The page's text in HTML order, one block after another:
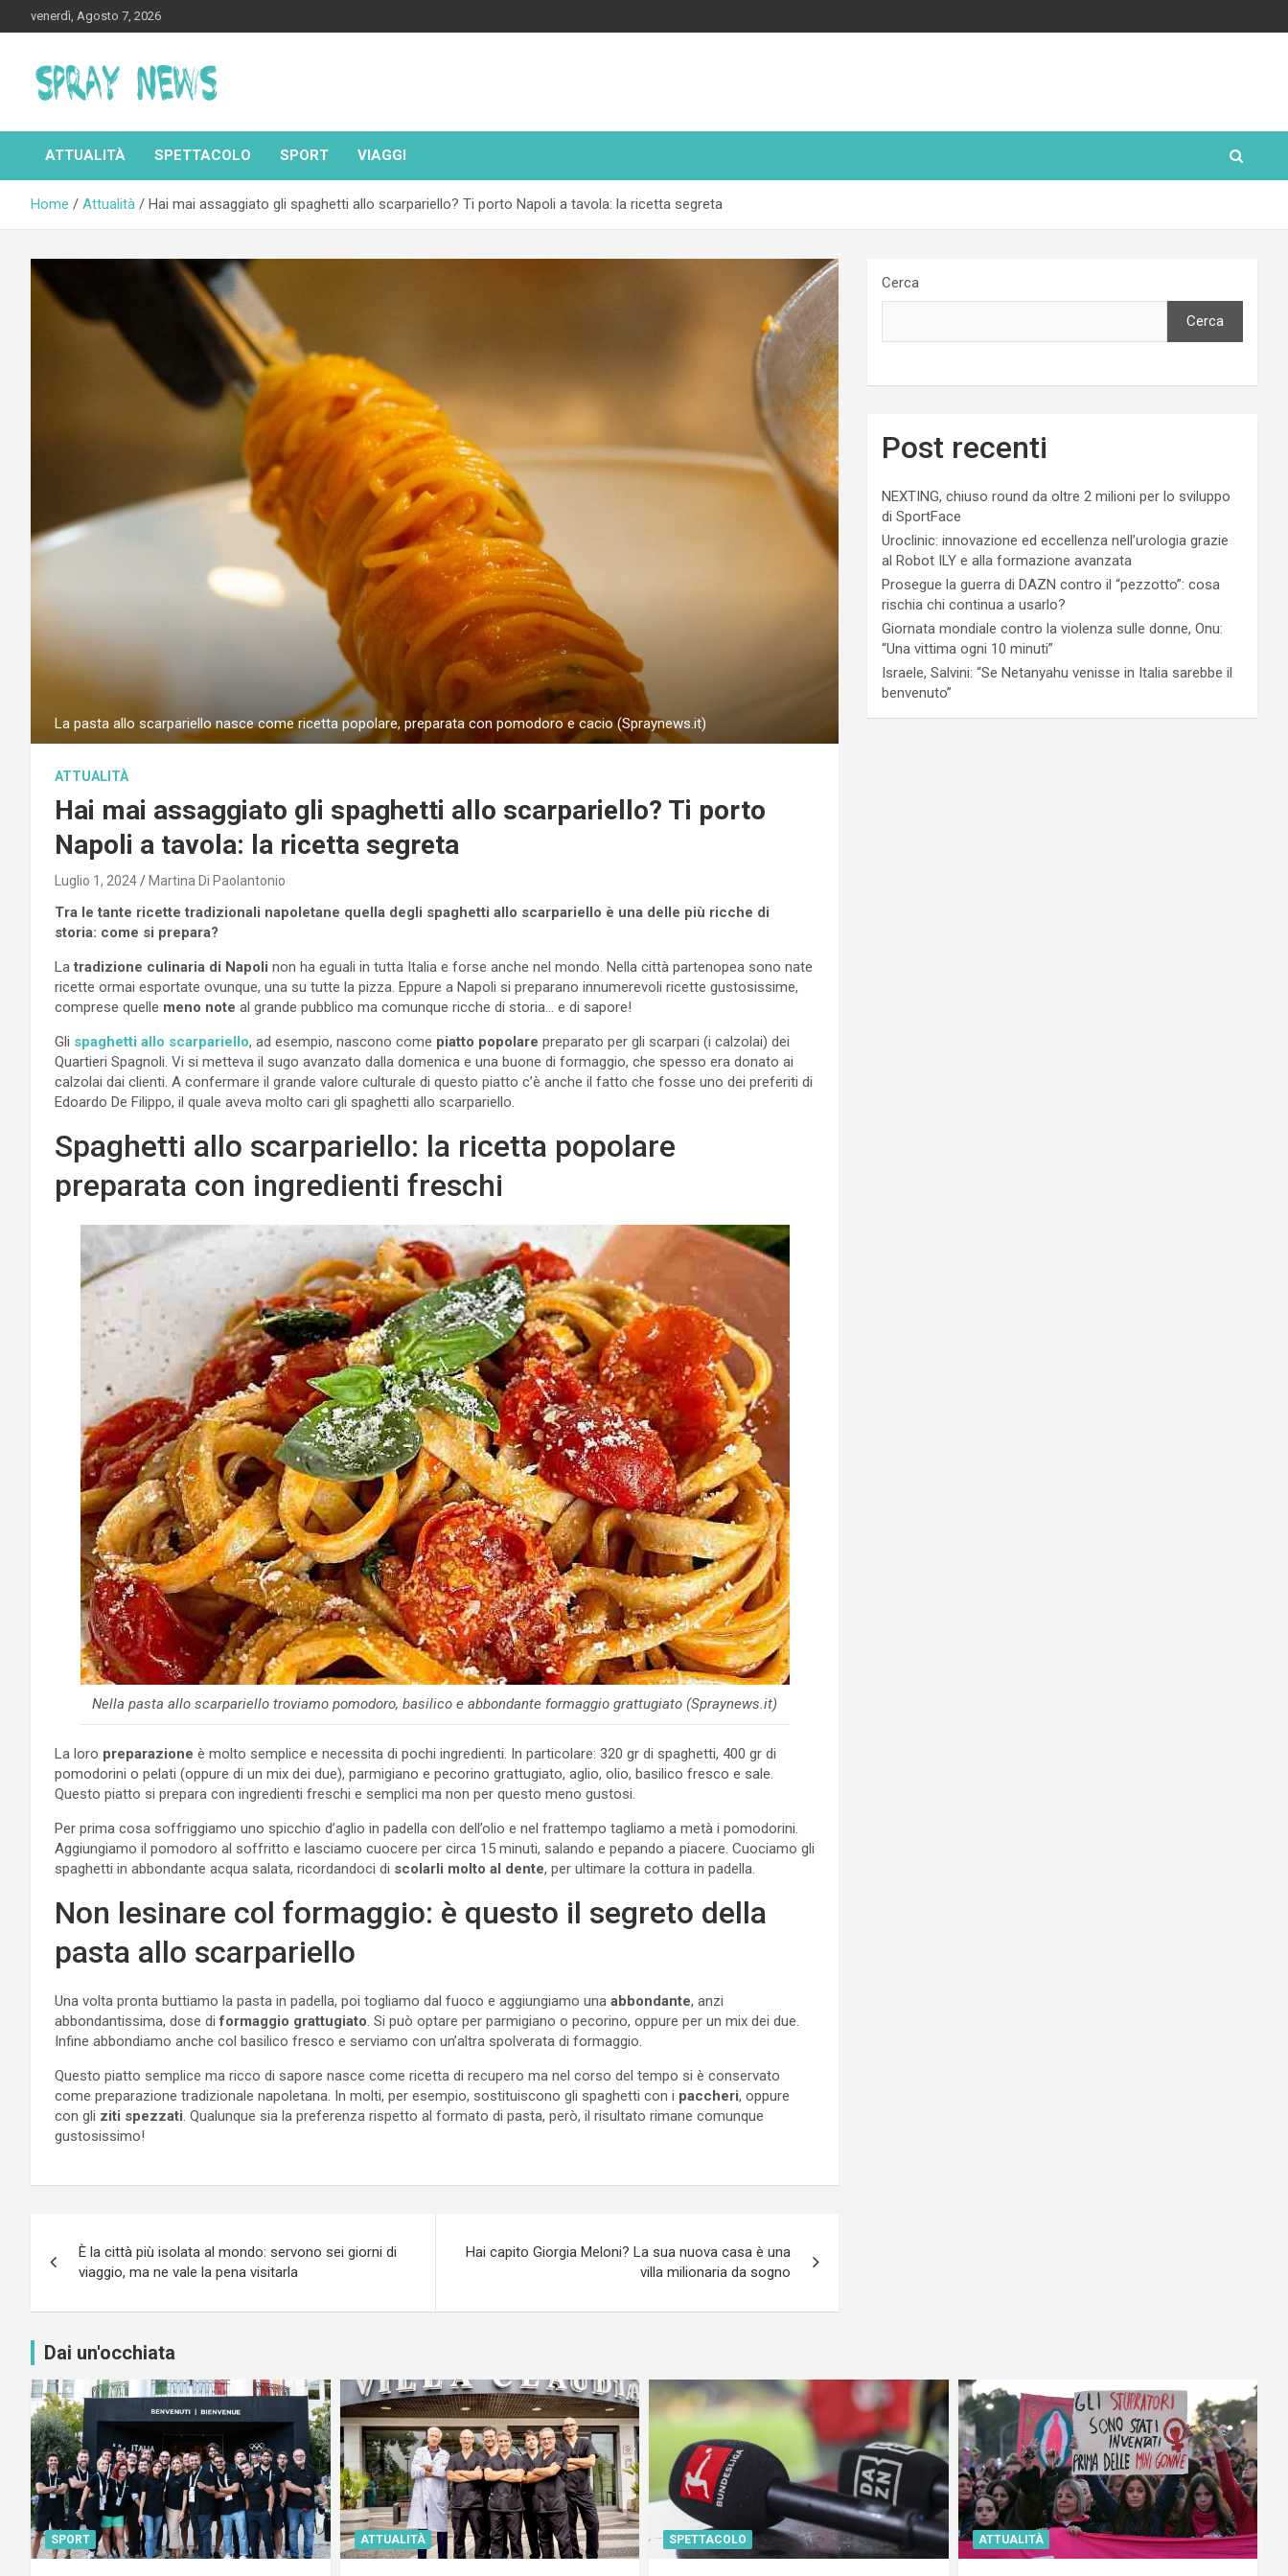
to
venerdì, Agosto 7, 2026
Spraynews.it
ATTUALITÀ SPETTACOLO SPORT VIAGGI
Home Attualità Hai mai assaggiato gli spaghetti allo scarpariello? Ti porto Napoli a tavola: la ricetta segreta
La pasta allo scarpariello nasce come ricetta popolare, preparata con pomodoro e cacio (Spraynews.it)
ATTUALITÀ
Hai mai assaggiato gli spaghetti allo scarpariello? Ti porto
Napoli a tavola: la ricetta segreta
Luglio 1, 2024 Martina Di Paolantonio
Tra le tante ricette tradizionali napoletane quella degli spaghetti allo scarpariello è una delle più ricche di
storia: come si prepara?
Latradizione culinaria di Napoli non ha eguali in tutta Italia e forse anche nel mondo. Nella città partenopea sono nate
ricette ormai esportate ovunque, una su tutte la pizza. Eppure a Napoli si preparano innumerevoli ricette gustosissime,
comprese quelle meno note al grande pubblico ma comunque ricche di storia… e di sapore!
Gli spaghetti allo scarpariello, ad esempio, nascono come piatto popolare preparato per gli scarpari (i calzolai) dei
Quartieri Spagnoli. Vi si metteva il sugo avanzato dalla domenica e una buone di formaggio, che spesso era donato ai
calzolai dai clienti. A confermare il grande valore culturale di questo piatto c’è anche il fatto che fosse uno dei preferiti di
Edoardo De Filippo, il quale aveva molto cari gli spaghetti allo scarpariello.
Spaghetti allo scarpariello: la ricetta popolare
preparata con ingredienti freschi
Nella pasta allo scarpariello troviamo pomodoro, basilico e abbondante formaggio grattugiato (Spraynews.it)
La loro preparazione è molto semplice e necessita di pochi ingredienti. In particolare: 320 gr di spaghetti, 400 gr di
pomodorini o pelati (oppure di un mix dei due), parmigiano e pecorino grattugiato, aglio, olio, basilico fresco e sale.
Questo piatto si prepara con ingredienti freschi e semplici ma non per questo meno gustosi.
Per prima cosa soffriggiamo uno spicchio d’aglio in padella con dell’olio e nel frattempo tagliamo a metà i pomodorini.
Aggiungiamo il pomodoro al soffritto e lasciamo cuocere per circa 15 minuti, salando e pepando a piacere. Cuociamo gli
spaghetti in abbondante acqua salata, ricordandoci di scolarli molto al dente, per ultimare la cottura in padella.
Non lesinare col formaggio: è questo il segreto della
pasta allo scarpariello
Una volta pronta buttiamo la pasta in padella, poi togliamo dal fuoco e aggiungiamo una abbondante, anzi
abbondantissima, dose diformaggio grattugiato . Si può optare per parmigiano o pecorino, oppure per un mix dei due.
Infine abbondiamo anche col basilico fresco e serviamo con un’altra spolverata di formaggio.
Questo piatto semplice ma ricco di sapore nasce come ricetta di recupero ma nel corso del tempo si è conservato
come preparazione tradizionale napoletana. In molti, per esempio, sostituiscono gli spaghetti con i paccheri, oppure
con gli ziti spezzati . Qualunque sia la preferenza rispetto al formato di pasta, però, il risultato rimane comunque
gustosissimo!
articoli
È la città più isolata al mondo: servono sei giorni di
viaggio, ma ne vale la pena visitarla
Hai capito Giorgia Meloni? La sua nuova casa è una
villa milionaria da sogno
Cerca
Cerca
Post recenti
NEXTING, chiuso round da oltre 2 milioni per lo sviluppo
di SportFace
Uroclinic: innovazione ed eccellenza nell’urologia grazie
al Robot ILY e alla formazione avanzata
Prosegue la guerra di DAZN contro il “pezzotto”: cosa
rischia chi continua a usarlo?
Giornata mondiale contro la violenza sulle donne, Onu:
“Una vittima ogni 10 minuti”
Israele, Salvini: “Se Netanyahu venisse in Italia sarebbe il
benvenuto”
Dai un'occhiata
SPORT ATTUALITÀ SPETTACOLO ATTUALITÀ